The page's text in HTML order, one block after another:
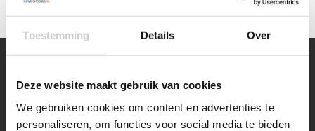
Toestemming Details Over
Deze website maakt gebruik van cookies
We gebruiken cookies om content en advertenties te
personaliseren, om functies voor social media te bieden
MELD JE AAN VOOR ONZE NIEUWSBRIEF!
Voornaam* Achternaam*